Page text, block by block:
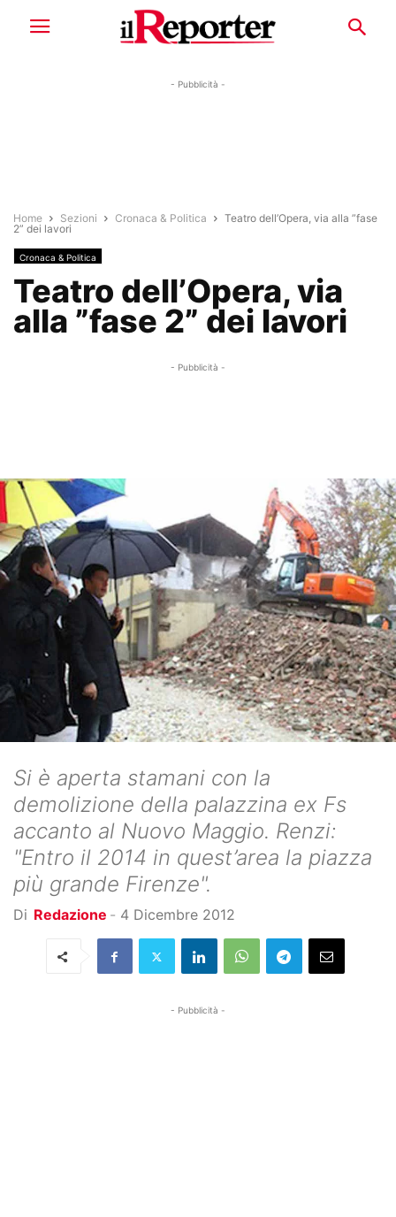
- Pubblicità -
Home Sezioni Cronaca & Politica
Teatro dell’Opera, via alla ”fase
2” dei lavori
Cronaca & Politica
Teatro dell’Opera, via
alla ”fase 2” dei lavori
- Pubblicità -
Si è aperta stamani con la
demolizione della palazzina ex Fs
accanto al Nuovo Maggio. Renzi:
"Entro il 2014 in quest’area la piazza
più grande Firenze".
Di Redazione - 4 Dicembre 2012
- Pubblicità -